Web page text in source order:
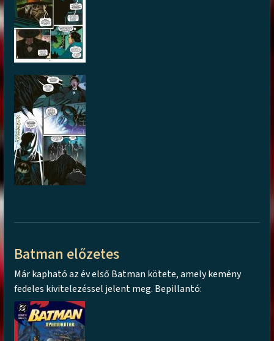
Batman előzetes
Már kapható az év első Batman kötete, amely kemény
fedeles kivitelezéssel jelent meg. Bepillantó: